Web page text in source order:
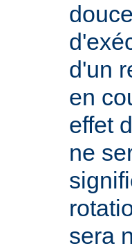
d'un
en
effet
ne
sera